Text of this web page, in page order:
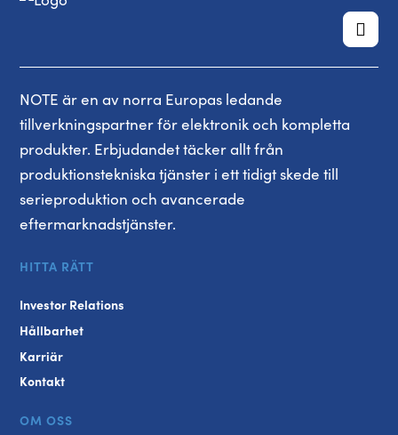
NOTE är en av norra Europas ledande
tillverkningspartner för elektronik och kompletta
produkter. Erbjudandet täcker allt från
produktionstekniska tjänster i ett tidigt skede till
serieproduktion och avancerade
eftermarknadstjänster.
HITTA RÄTT
Investor Relations
Hållbarhet
Karriär
Kontakt
OM OSS